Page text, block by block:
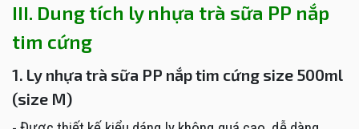
III. Dung tích ly nhựa trà sữa PP nắp
tim cứng
1. Ly nhựa trà sữa PP nắp tim cứng size 500ml
(size M)